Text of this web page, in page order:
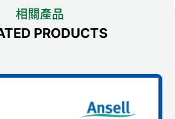
相關產品
PRODUCTS